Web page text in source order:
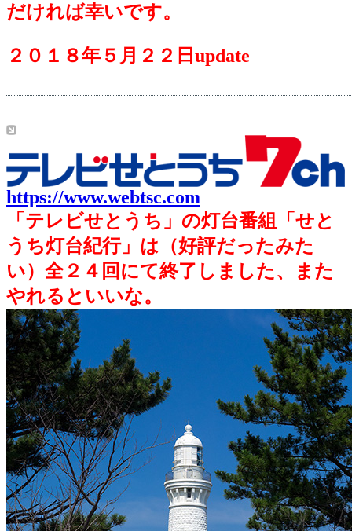
だければ幸いです。
２０１８年５月２２日update
https://www.webtsc.com
「テレビせとうち」の灯台番組「せと
うち灯台紀行」は（好評だったみた
い）全２４回にて終了しました、また
やれるといいな。